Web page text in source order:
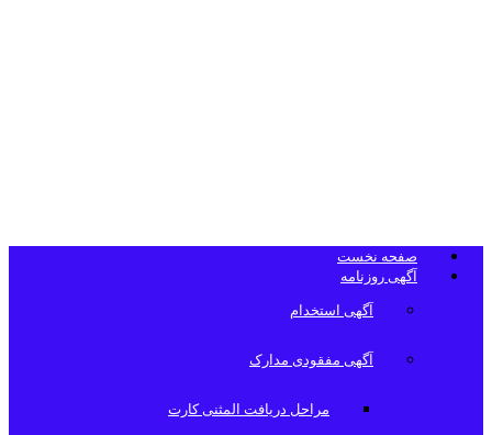
صفحه نخست
آگهی روزنامه
آگهی استخدام
آگهی مفقودی مدارک
مراحل دریافت المثنی کارت